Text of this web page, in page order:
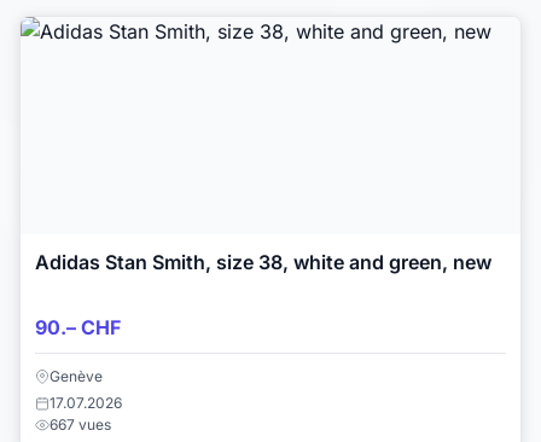
Adidas Stan Smith, size 38, white and green, new
90.– CHF
Genève
17.07.2026
667 vues